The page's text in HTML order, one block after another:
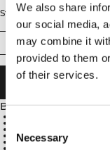
We also share
our social media,
may combine it
provided to them
of their services.
Consent
Selection
Necessary
Størrelse
XS S
LEGG
Beskrivelse
SWEATTECH™
Glidelåsåpning foran